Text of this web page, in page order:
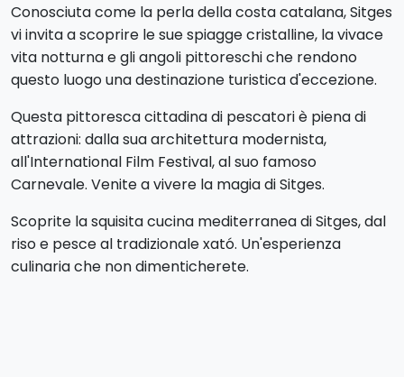
Conosciuta come la perla della costa catalana, Sitges
vi invita a scoprire le sue spiagge cristalline, la vivace
vita notturna e gli angoli pittoreschi che rendono
questo luogo una destinazione turistica d'eccezione.
Questa pittoresca cittadina di pescatori è piena di
attrazioni: dalla sua architettura modernista,
all'International Film Festival, al suo famoso
Carnevale. Venite a vivere la magia di Sitges.
Scoprite la squisita cucina mediterranea di Sitges, dal
riso e pesce al tradizionale xató. Un'esperienza
culinaria che non dimenticherete.